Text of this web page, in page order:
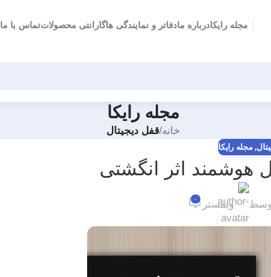
مجله رایکادرباره مادفاتر و نمایندگی هاگارانتی محصولاتتماس با ما
مجله رایکا
خانه/قفل دیجیتال
, مجله رایکا
هوشمند اثر انگشتی
وبمستر ۰